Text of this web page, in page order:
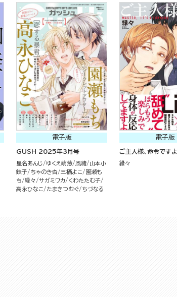
電子版
GUSH 2025年3月号
星名あんじ ゆくえ萌葱 風緒
山本小
鉄子
ちゃのき杏 三栖よこ
園瀬も
ち
縁々 サガミワカ
くわたたむ子
高永ひなこ
たまきつむぐ ちづなる
電子版
ご主人様、命令ですよ
縁々